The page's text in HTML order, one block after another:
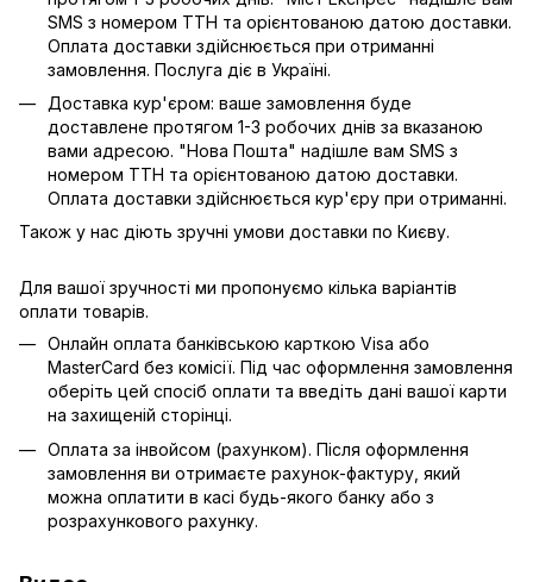
SMS з номером ТТН та орієнтованою датою доставки.
Оплата доставки здійснюється при отриманні
замовлення. Послуга діє в Україні.
Доставка кур'єром: ваше замовлення буде
доставлене протягом 1-3 робочих днів за вказаною
вами адресою. "Нова Пошта" надішле вам SMS з
номером ТТН та орієнтованою датою доставки.
Оплата доставки здійснюється кур'єру при отриманні.
Також у нас діють зручні умови доставки по Києву.
Для вашої зручності ми пропонуємо кілька варіантів
оплати товарів.
Онлайн оплата банківською карткою Visa або
MasterCard без комісії. Під час оформлення замовлення
оберіть цей спосіб оплати та введіть дані вашої карти
на захищеній сторінці.
Оплата за інвойсом (рахунком). Після оформлення
замовлення ви отримаєте рахунок-фактуру, який
можна оплатити в касі будь-якого банку або з
розрахункового рахунку.